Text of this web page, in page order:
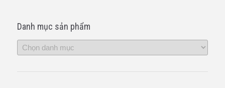
Danh mục sản phẩm